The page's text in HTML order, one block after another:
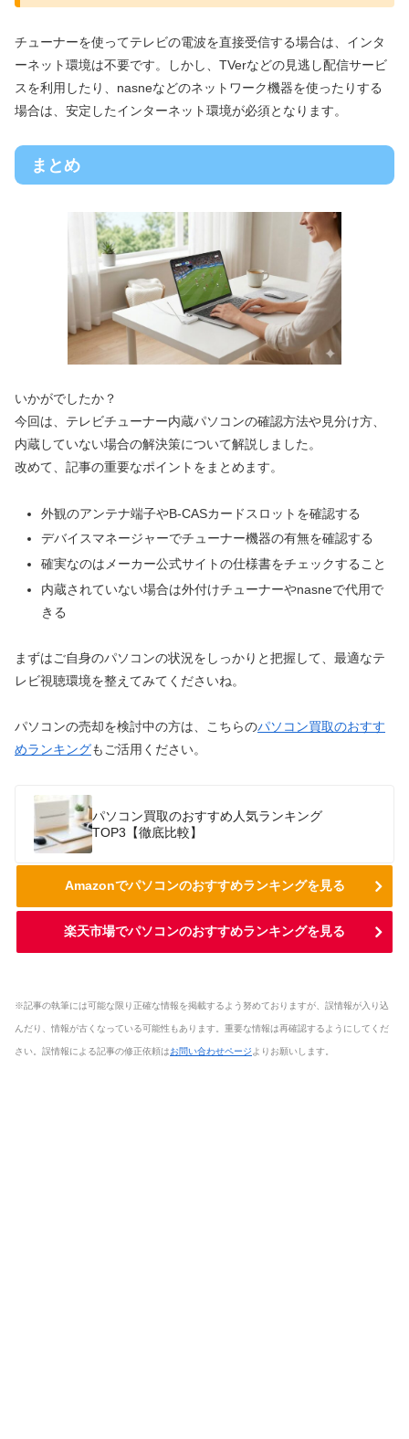
チューナーを使ってテレビの電波を直接受信する場合は、インタ
ーネット環境は不要です。しかし、TVerなどの見逃し配信サービ
スを利用したり、nasneなどのネットワーク機器を使ったりする
場合は、安定したインターネット環境が必須となります。
まとめ
いかがでしたか？
今回は、テレビチューナー内蔵パソコンの確認方法や見分け方、
内蔵していない場合の解決策について解説しました。
改めて、記事の重要なポイントをまとめます。
外観のアンテナ端子やB-CASカードスロットを確認する
デバイスマネージャーでチューナー機器の有無を確認する
確実なのはメーカー公式サイトの仕様書をチェックすること
内蔵されていない場合は外付けチューナーやnasneで代用で
きる
まずはご自身のパソコンの状況をしっかりと把握して、最適なテ
レビ視聴環境を整えてみてくださいね。
パソコンの売却を検討中の方は、こちらのパソコン買取のおすす
めランキングもご活用ください。
パソコン買取のおすすめ人気ランキング
TOP3【徹底比較】
Amazonでパソコンのおすすめランキングを見る
楽天市場でパソコンのおすすめランキングを見る
※記事の執筆には可能な限り正確な情報を掲載するよう努めておりますが、誤情報が入り込
んだり、情報が古くなっている可能性もあります。重要な情報は再確認するようにしてくだ
さい。誤情報による記事の修正依頼はお問い合わせページ よりお願いします。